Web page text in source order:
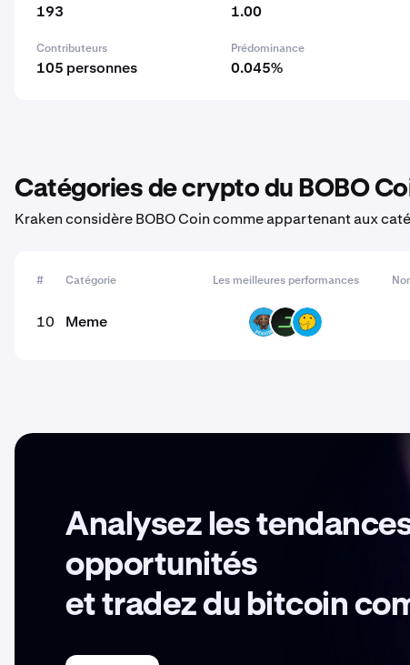
193 1.00
Contributeurs
105 personnes
Prédominance
0.045%
Catégories de crypto du BOBO
Kraken considère BOBO Coin comme appartenant aux
# Catégorie Les meilleures performances
10 Meme POOCH DARK HMM
Analysez les
opportunités
et tradez du bitcoin